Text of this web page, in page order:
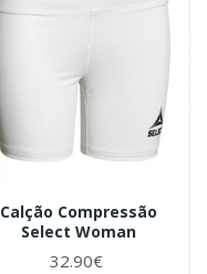
Calção Compressão
Select Woman
32.90€